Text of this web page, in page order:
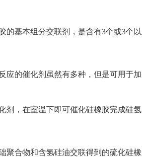
基本组分交联剂，是含有3个或3个
的催化剂虽然有多种，但是可用于
，在室温下即可催化硅橡胶完成硅氢
合物和含氢硅油交联得到的硫化硅橡